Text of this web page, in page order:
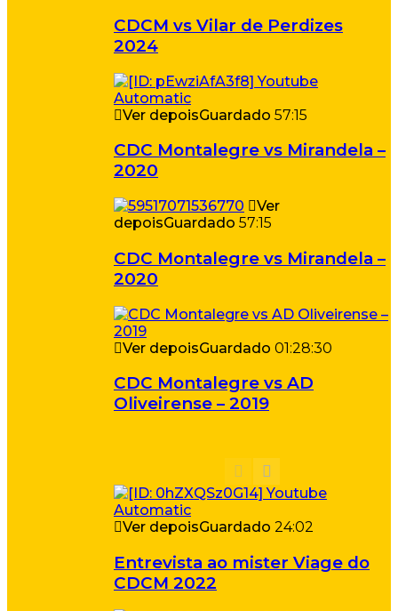
CDCM vs Vilar de Perdizes
2024
Ver depoisGuardado 57:15
CDC Montalegre vs Mirandela –
2020
Ver
depoisGuardado 57:15
CDC Montalegre vs Mirandela –
2020
Ver depoisGuardado 01:28:30
CDC Montalegre vs AD
Oliveirense – 2019
Ver depoisGuardado 24:02
Entrevista ao mister Viage do
CDCM 2022